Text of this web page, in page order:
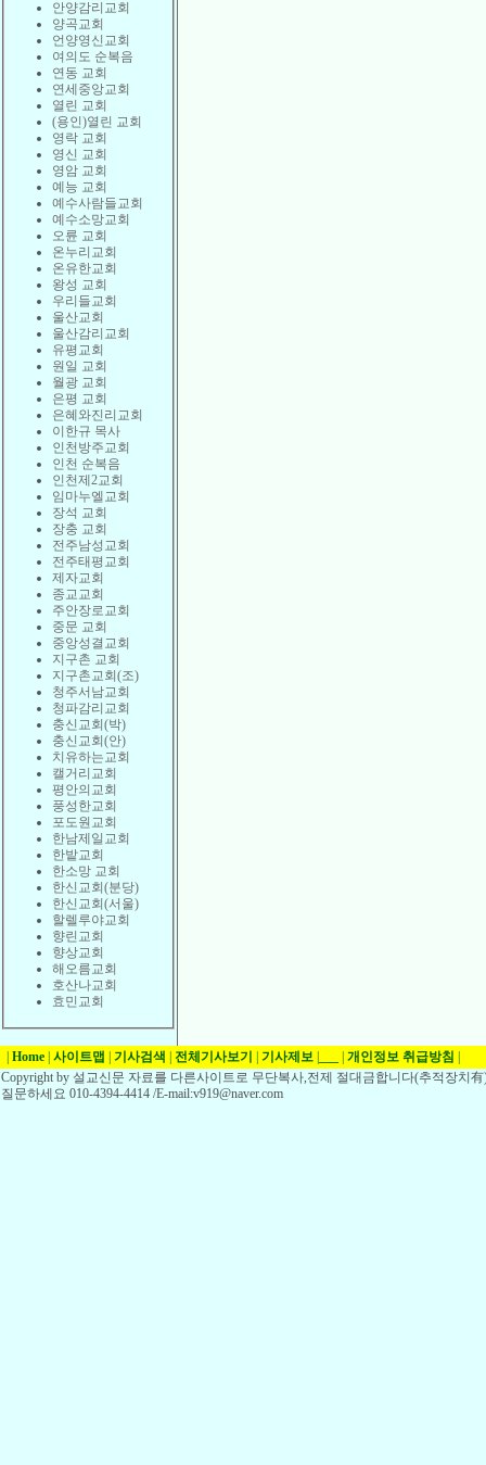
안양감리교회
양곡교회
언양영신교회
여의도 순복음
연동 교회
연세중앙교회
열린 교회
(용인)열린 교회
영락 교회
영신 교회
영암 교회
예능 교회
예수사람들교회
예수소망교회
오륜 교회
온누리교회
온유한교회
왕성 교회
우리들교회
울산교회
울산감리교회
유평교회
원일 교회
월광 교회
은평 교회
은혜와진리교회
이한규 목사
인천방주교회
인천 순복음
인천제2교회
임마누엘교회
장석 교회
장충 교회
전주남성교회
전주태평교회
제자교회
종교교회
주안장로교회
중문 교회
중앙성결교회
지구촌 교회
지구촌교회(조)
청주서남교회
청파감리교회
충신교회(박)
충신교회(안)
치유하는교회
캘거리교회
평안의교회
풍성한교회
포도원교회
한남제일교회
한밭교회
한소망 교회
한신교회(분당)
한신교회(서울)
할렐루야교회
향린교회
향상교회
해오름교회
호산나교회
효민교회
Home 사이트맵 기사검색 전체기사보기 기사제보 개인정보 취급방침
Copyright by 설교신문 자료를 다른사이트로 무단복사,전제 절대금합니다(추적장치
질문하세요 010-4394-4414 /E-mail:v919@naver.com